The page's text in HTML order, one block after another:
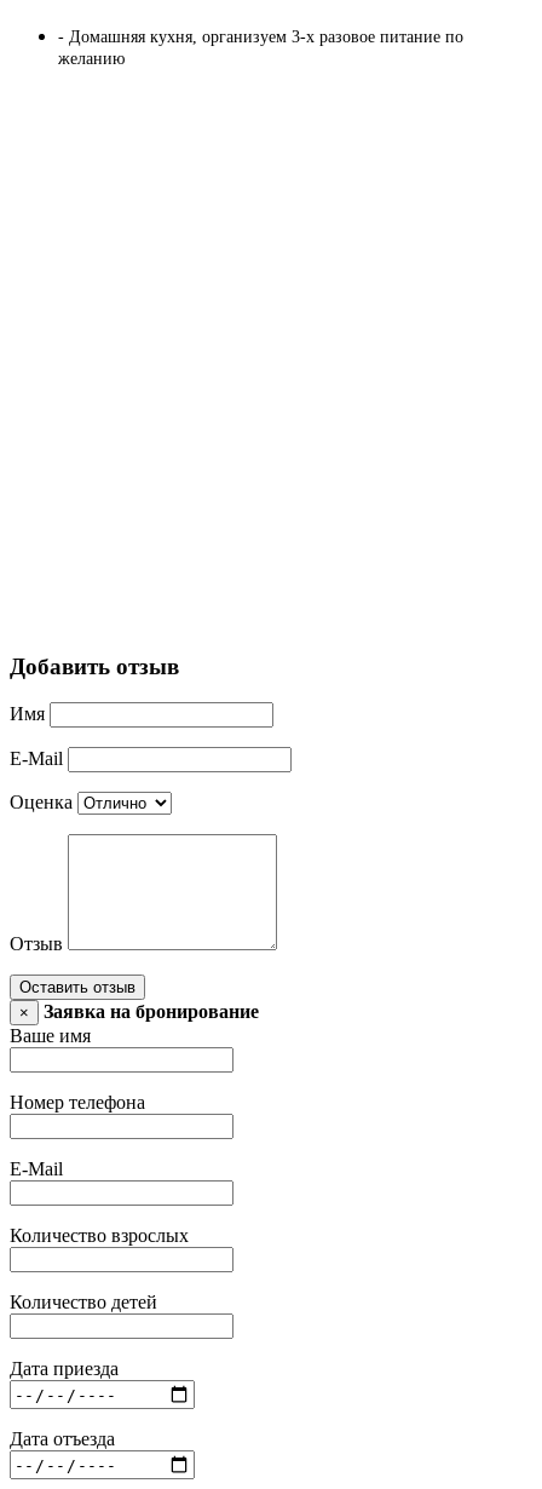
- Домашняя кухня, организуем 3-х разовое питание по
желанию
Добавить отзыв
Имя
E-Mail
Оценка
Отзыв
Оставить отзыв
×
Заявка на бронирование
Ваше имя
Номер телефона
E-Mail
Количество взрослых
Количество детей
Дата приезда
Дата отъезда